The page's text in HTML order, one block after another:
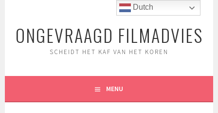
inhoudONGEVRAAGD FILMADVIES
SCHEIDT HET KAF VAN HET KOREN
MENU
Dutch